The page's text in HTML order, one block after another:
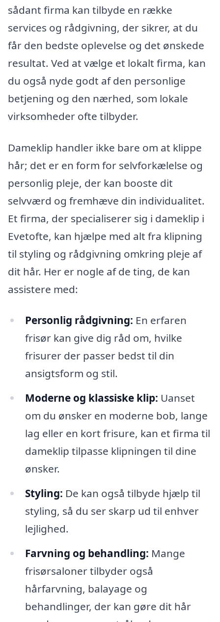
sådant firma kan tilbyde en række
services og rådgivning, der sikrer, at du
får den bedste oplevelse og det ønskede
resultat. Ved at vælge et lokalt firma, kan
du også nyde godt af den personlige
betjening og den nærhed, som lokale
virksomheder ofte tilbyder.
Dameklip handler ikke bare om at klippe
hår; det er en form for selvforkælelse og
personlig pleje, der kan booste dit
selvværd og fremhæve din individualitet.
Et firma, der specialiserer sig i dameklip i
Evetofte, kan hjælpe med alt fra klipning
til styling og rådgivning omkring pleje af
dit hår. Her er nogle af de ting, de kan
assistere med:
Personlig rådgivning: En erfaren
frisør kan give dig råd om, hvilke
frisurer der passer bedst til din
ansigtsform og stil.
Moderne og klassiske klip: Uanset
om du ønsker en moderne bob, lange
lag eller en kort frisure, kan et firma til
dameklip tilpasse klipningen til dine
ønsker.
Styling: De kan også tilbyde hjælp til
styling, så du ser skarp ud til enhver
lejlighed.
Farvning og behandling: Mange
frisørsaloner tilbyder også
hårfarvning, balayage og
behandlinger, der kan gøre dit hår